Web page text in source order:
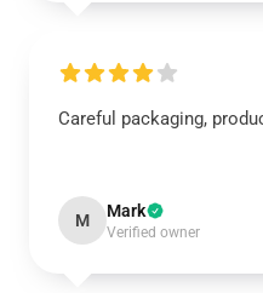
Careful packaging,
M Mark
Verified owner